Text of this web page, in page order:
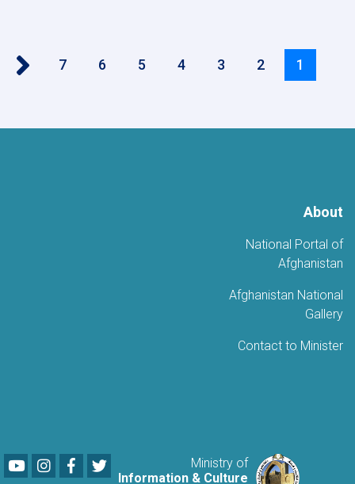
Current
1
Page
2
Page
3
Page
4
Page
5
Page
6
Page
7
About
National Portal of
Afghanistan
Afghanistan National
Gallery
Contact to Minister
Ministry of
Information & Culture
YoutubeLinkedIn
Facebook